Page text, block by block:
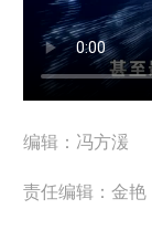
编辑：冯方湲
责任编辑：金艳